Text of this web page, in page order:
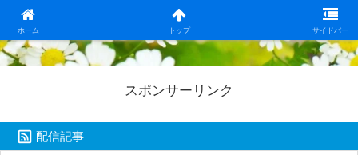
ホーム トップ サイドバー
日本第一！ニュース録
スポンサーリンク
配信記事